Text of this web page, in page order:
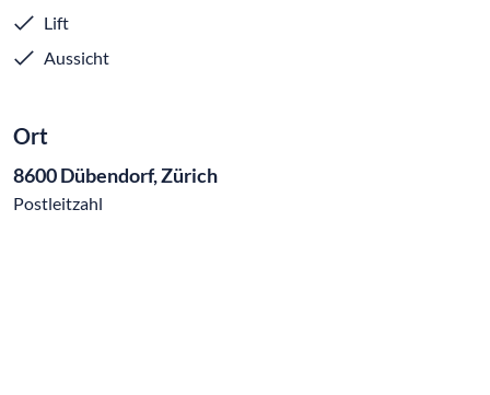
Lift
Aussicht
Ort
8600 Dübendorf, Zürich
Postleitzahl